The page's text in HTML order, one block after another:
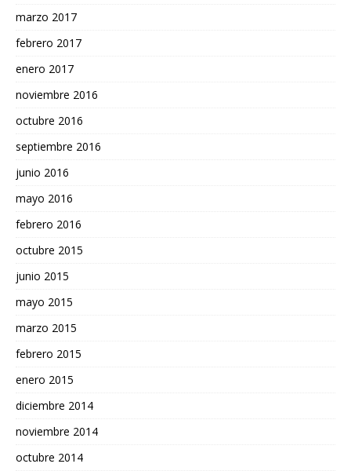
marzo 2017
febrero 2017
enero 2017
noviembre 2016
octubre 2016
septiembre 2016
junio 2016
mayo 2016
febrero 2016
octubre 2015
junio 2015
mayo 2015
marzo 2015
febrero 2015
enero 2015
diciembre 2014
noviembre 2014
octubre 2014